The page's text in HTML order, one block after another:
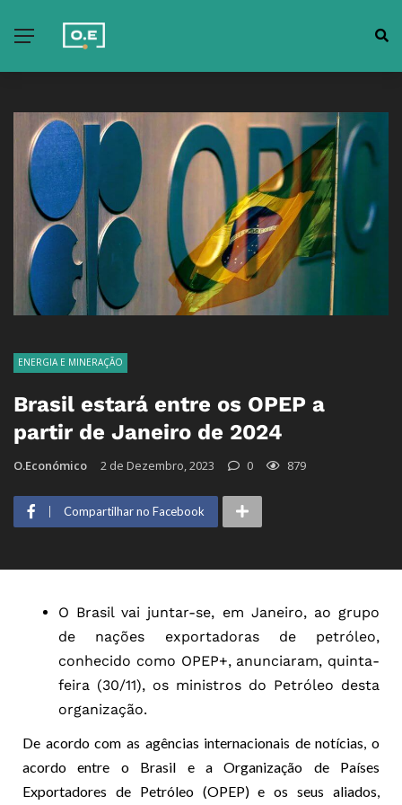
ENERGIA E MINERAÇÃO
Brasil estará entre os OPEP a
partir de Janeiro de 2024
O.Económico 2 de Dezembro, 2023 0 879
Compartilhar no Facebook
O Brasil vai juntar-se, em Janeiro, ao grupo
de nações exportadoras de petróleo,
conhecido como OPEP+, anunciaram, quinta-
feira (30/11), os ministros do Petróleo desta
organização.
De acordo com as agências internacionais de notícias, o
acordo entre o Brasil e a Organização de Países
Exportadores de Petróleo (OPEP) e os seus aliados,